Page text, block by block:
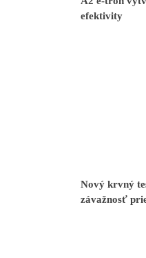
efektivity
Nový krvný
závažnosť